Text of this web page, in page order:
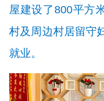
屋建设了800平方
村及周边村居留守
就业。